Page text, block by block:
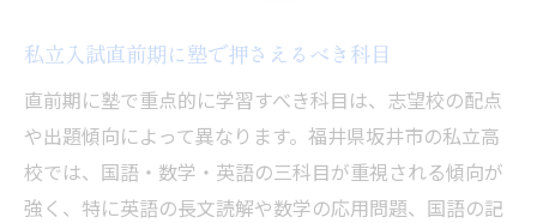
私立入試直前期に塾で押さえるべき科目
直前期に塾で重点的に学習すべき科目は、志望校の配点
や出題傾向によって異なります。福井県坂井市の私立高
校では、国語・数学・英語の三科目が重視される傾向が
強く、特に英語の長文読解や数学の応用問題、国語の記